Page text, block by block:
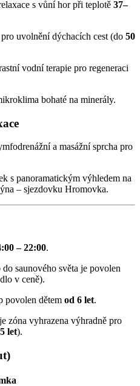
s vůní hor při teplotě 37–
uvolnění dýchacích cest (do 50
vodní terapie pro regeneraci
bohaté na minerály.
a masážní sprcha pro
s panoramatickým výhledem na
– sjezdovku Hromovka.
– 22:00.
saunového světa je povolen
v ceně).
povolen dětem od 6 let.
je zóna vyhrazena výhradně pro
let).